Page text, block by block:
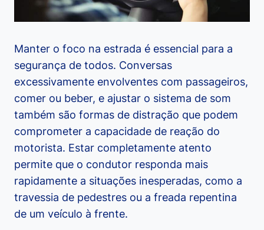
Manter o foco na estrada é essencial para a
segurança de todos. Conversas
excessivamente envolventes com passageiros,
comer ou beber, e ajustar o sistema de som
também são formas de distração que podem
comprometer a capacidade de reação do
motorista. Estar completamente atento
permite que o condutor responda mais
rapidamente a situações inesperadas, como a
travessia de pedestres ou a freada repentina
de um veículo à frente.